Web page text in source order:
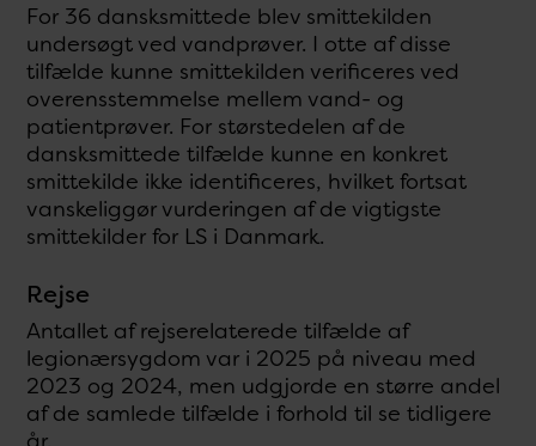
For 36 dansksmittede blev smittekilden
undersøgt ved vandprøver. I otte af disse
tilfælde kunne smittekilden verificeres ved
overensstemmelse mellem vand- og
patientprøver. For størstedelen af de
dansksmittede tilfælde kunne en konkret
smittekilde ikke identificeres, hvilket fortsat
vanskeliggør vurderingen af de vigtigste
smittekilder for LS i Danmark.
Rejse
Antallet af rejserelaterede tilfælde af
legionærsygdom var i 2025 på niveau med
2023 og 2024, men udgjorde en større andel
af de samlede tilfælde i forhold til se tidligere